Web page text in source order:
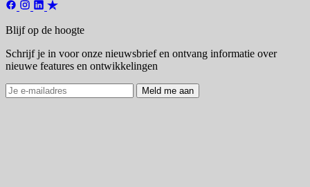
Blijf op de hoogte
Schrijf je in voor onze nieuwsbrief en ontvang informatie over
nieuwe features en ontwikkelingen
Meld me aan